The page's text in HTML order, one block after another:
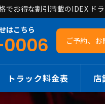
お得な割引満載のIDEX ド
はこちら
ご予約、お
トラック料金表 店